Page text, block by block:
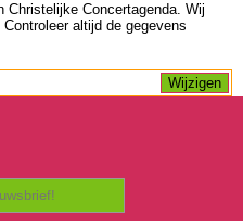
Christelijke Concertagenda. Wij
altijd de gegevens